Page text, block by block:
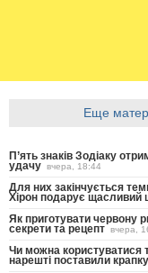
Еще
П’ять знаків Зодіаку
удачу вчера, 18:44
Для них закінчується
Хірон подарує щасливий
Як приготувати червону
секрети та рецепт вчера,
Чи можна користуватися
нарешті поставили